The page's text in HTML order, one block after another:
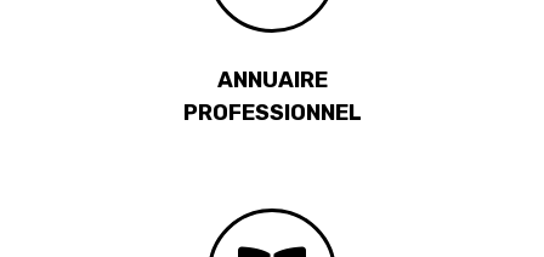
ANNUAIRE
PROFESSIONNEL